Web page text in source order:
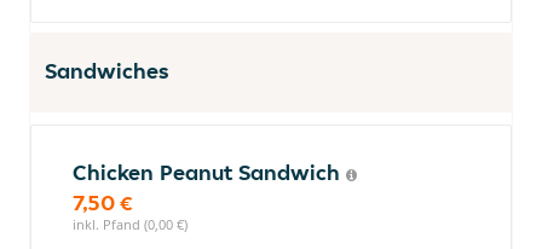
Sandwiches
Chicken Peanut Sandwich
7,50 €
inkl. Pfand (0,00 €)